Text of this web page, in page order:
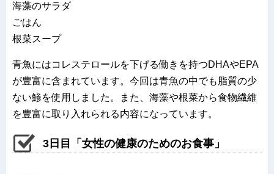
海藻のサラダ
ごはん
根菜スープ
青魚にはコレステロールを下げる働きを持つDHAやEPA
が豊富に含まれています。今回は青魚の中でも脂質の少
ない鯵を使用しました。また、海藻や根菜から食物繊維
を豊富に取り入れられる内容になっています。
3日目「女性の健康のためのお食事」